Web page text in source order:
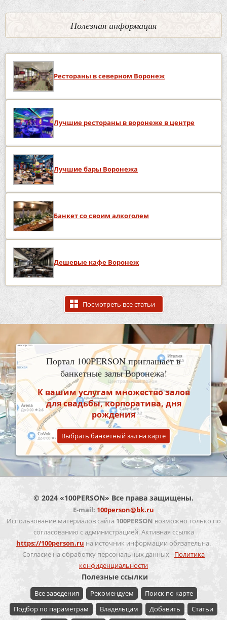
Полезная информация
Рестораны в северном Воронеж
Лучшие рестораны в воронеже в центре
Лучшие бары Воронежа
Банкет со своим алкоголем
Дешевые кафе Воронеж
Посмотреть все статьи
Портал 100PERSON приглашает в
банкетные залы Воронежа!
К вашим услугам множество залов
для свадьбы, корпоратива, дня
рождения
Выбрать банкетный зал на карте
© 2024 «100PERSON» Все права защищены.
E-mail: 100person@bk.ru
Использование материалов сайта 100PERSON возможно только по
согласованию с администрацией. Активная ссылка
https://100person.ru на источник информации обязательна.
Согласие на обработку персональных данных - Политика
конфиденциальности
Полезные ссылки
Все заведения Рекомендуем
Поиск по карте
Подбор по параметрам
Владельцам Добавить
Статьи